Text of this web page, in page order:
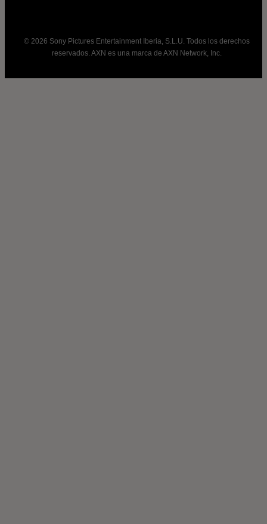
© 2026 Sony Pictures Entertainment Iberia, S.L.U. Todos los derechos
reservados. AXN es una marca de AXN Network, Inc.